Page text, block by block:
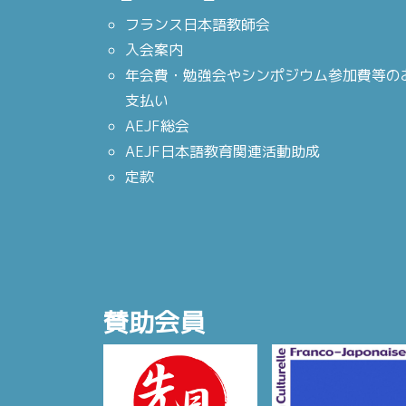
フランス日本語教師会
入会案内
年会費・勉強会やシンポジウム参加費等の
支払い
AEJF総会
AEJF日本語教育関連活動助成
定款
賛助会員